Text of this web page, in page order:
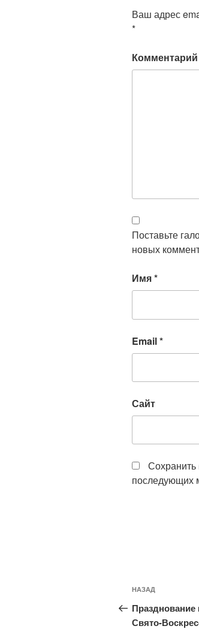
Ваш адрес
*
Комментарий
Поставьте
новых
Имя*
Email*
Сайт
Сохранить
последующих
по
записям
Предыдущая
запись:
НАЗАД
Празднование
Свято-